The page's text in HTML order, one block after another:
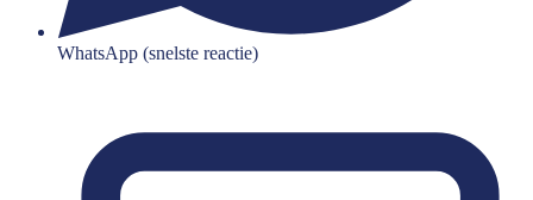
WhatsApp (snelste reactie)